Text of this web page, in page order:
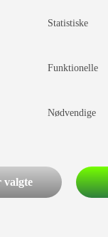
Statistiske
Funktionelle
Nødvendige
valgte